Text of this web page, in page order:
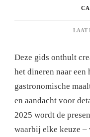
LAAT
Deze gids onthult
het dineren naar
gastronomische
en aandacht voor
2025 wordt de
waarbij elke keuze –